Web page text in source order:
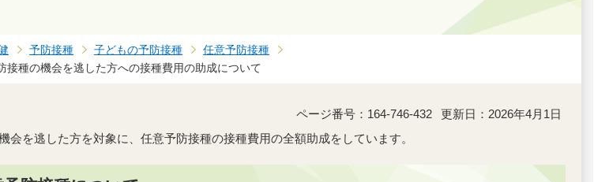
予防接種 子どもの予防接種
任意予防接種
接種の機会を逃した方への接種費用の助成について
ページ番号：164-746-432
更新日：2026年4月1日
を逃した方を対象に、任意予防接種の接種費用の全額助成をしています。